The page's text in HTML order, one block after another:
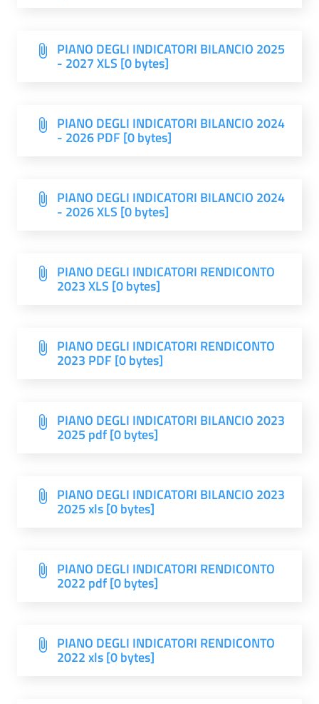
PIANO DEGLI INDICATORI BILANCIO 2025
- 2027 XLS [0 bytes]
PIANO DEGLI INDICATORI BILANCIO 2024
- 2026 PDF [0 bytes]
PIANO DEGLI INDICATORI BILANCIO 2024
- 2026 XLS [0 bytes]
PIANO DEGLI INDICATORI RENDICONTO
2023 XLS [0 bytes]
PIANO DEGLI INDICATORI RENDICONTO
2023 PDF [0 bytes]
PIANO DEGLI INDICATORI BILANCIO 2023
2025 pdf [0 bytes]
PIANO DEGLI INDICATORI BILANCIO 2023
2025 xls [0 bytes]
PIANO DEGLI INDICATORI RENDICONTO
2022 pdf [0 bytes]
PIANO DEGLI INDICATORI RENDICONTO
2022 xls [0 bytes]